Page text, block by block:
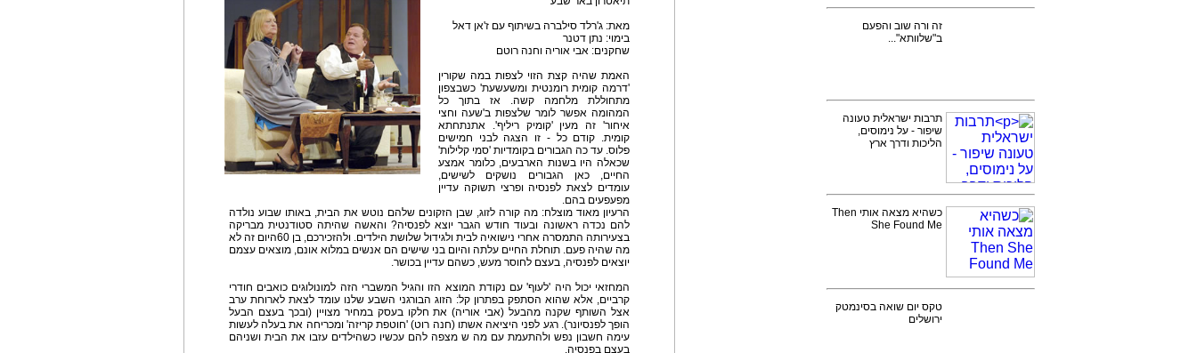
זה ורה שוב והפעם
ב"שלוותא"...
תרבות ישראלית טעונה
שיפור - על נימוסים,
הליכות ודרך ארץ
כשהיא מצאה אותי Then
She Found Me
טקס יום שואה בסינמטק
ירושלים
מאת: ג'רלד סילברה בשיתוף עם ז'אן דאל
בימוי: נתן דטנר
שחקנים: אבי אוריה וחנה רוטם
האמת שהיה קצת הזוי לצפות במה שקורין
'דרמה קומית רומנטית ומשעשעת' כשבצפון
מתחוללת מלחמה קשה. אז בתוך כל
המהומה אפשר לומר שלצפות ב'שעה וחצי
איחור' זה מעין 'קומיק ריליף'. אתנתחתא
קומית. קודם כל - זו הצגה לבני חמישים
פלוס. עד כה הגבורים בקומדיות 'סמי קלילות'
שכאלה היו בשנות הארבעים, כלומר אמצע
החיים, כאן הגבורים נושקים לשישים,
עומדים לצאת לפנסיה ופרצי תשוקה עדיין
מפעפעים בהם.
הרעיון מאוד מוצלח: מה קורה לזוג, שבן הזקונים שלהם נוטש את הבית, באותו שבוע נולדה
להם נכדה ראשונה ובעוד חודש הגבר יוצא לפנסיה? והאשה שהיתה סטודנטית מבריקה
בצעירותה התמסרה אחרי נישואיה לבית ולגידול שלושת הילדים. ולהזכירכם, בן 60היום זה לא
מה שהיה פעם. תוחלת החיים עלתה והיום בני שישים הם אנשים במלוא אונם, מוצאים עצמם
יוצאים לפנסיה, בעצם לחוסר מעש, כשהם עדיין בכושר.
המחזאי יכול היה 'לעוף' עם נקודת המוצא הזו והגיל המשברי הזה למונולוגים כואבים חודרי
קרביים, אלא שהוא הסתפק בפתרון קל: הזוג הבורגני השבע שלנו עומד לצאת לארוחת ערב
אצל השותף שקנה מהבעל (אבי אוריה) את חלקו בעסק במחיר מצויין (ובכך בעצם הבעל
הופך לפנסיונר). רגע לפני היציאה אשתו (חנה רוט) 'חוטפת קריזה' ומכריחה את בעלה לעשות
עימה חשבון נפש ולהתעמת עם מה ש מצפה להם עכשיו כשהילדים עזבו את הבית ושניהם
בעצם בפנסיה.